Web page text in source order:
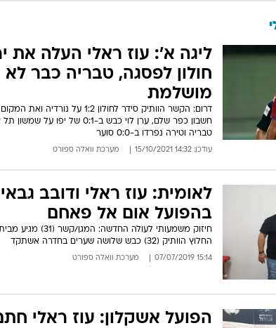
ליגה א': עוז ראלי העלה את
חולון לפסגה, טבריה כבר לא
מושלמת
דרום: הקשר הוותיק סידר לחולון 1:2 על
חשבון כפר שלם, ערן לוי כבש ב-0:1 של יפו
טבריה וטירה נפרדו ב-0:0 סוער
עודכן: 14:32 15/10/2021 מערכת וואלה ספורט
לאומית: עוז ראלי ודובב
בהפועל אום אל פאחם
חיזוק משמעותי לעולה החדשה:
החלוץ הוותיק (32) כבש שלושה שערים בחדרה אשתקד
15:14 07/07/2019 מערכת וואלה ספורט
הפועל אשקלון: עוז ראלי